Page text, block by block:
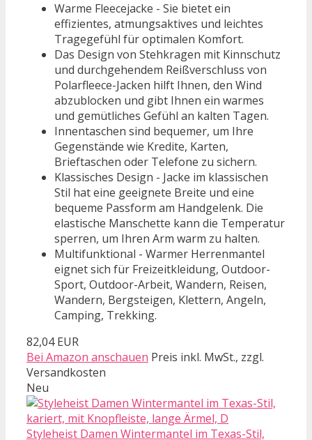
Warme Fleecejacke - Sie bietet ein
effizientes, atmungsaktives und leichtes
Tragegefühl für optimalen Komfort.
Das Design von Stehkragen mit Kinnschutz
und durchgehendem Reißverschluss von
Polarfleece-Jacken hilft Ihnen, den Wind
abzublocken und gibt Ihnen ein warmes
und gemütliches Gefühl an kalten Tagen.
Innentaschen sind bequemer, um Ihre
Gegenstände wie Kredite, Karten,
Brieftaschen oder Telefone zu sichern.
Klassisches Design - Jacke im klassischen
Stil hat eine geeignete Breite und eine
bequeme Passform am Handgelenk. Die
elastische Manschette kann die Temperatur
sperren, um Ihren Arm warm zu halten.
Multifunktional - Warmer Herrenmantel
eignet sich für Freizeitkleidung, Outdoor-
Sport, Outdoor-Arbeit, Wandern, Reisen,
Wandern, Bergsteigen, Klettern, Angeln,
Camping, Trekking.
82,04 EUR
Bei Amazon anschauen Preis inkl. MwSt., zzgl.
Versandkosten
Neu
Styleheist Damen Wintermantel im Texas-Stil,